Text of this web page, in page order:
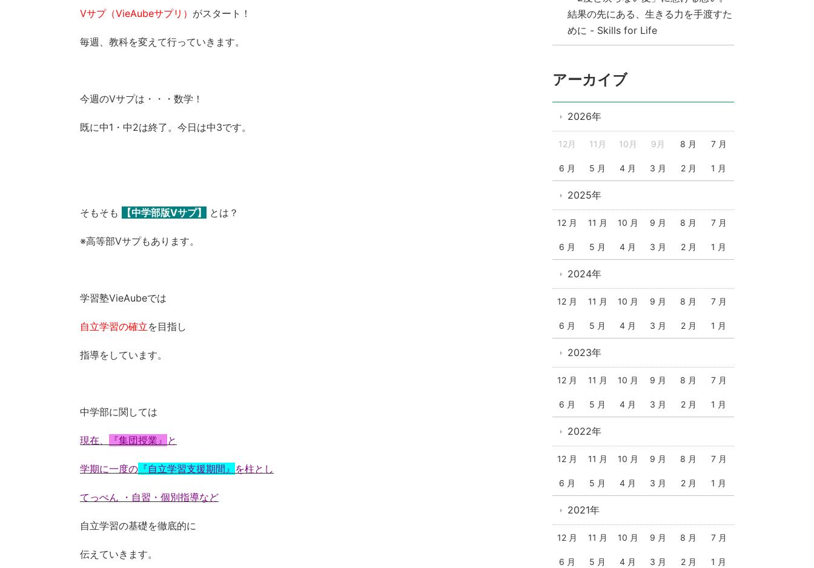
Vサプ（VieAubeサプリ） がスタート！
毎週、教科を変えて行っていきます。
今週のVサプは・・・数学！
既に中1・中2は終了。今日は中3です。
そもそも 【中学部版Vサプ】 とは？
※高等部Vサプもあります。
学習塾VieAubeでは
自立学習の確立を目指し
指導をしています。
中学部に関しては
現在、 『集団授業』 と
学期に一度の 『自立学習支援期間』 を柱とし
てっぺん ・自習・個別指導など
自立学習の基礎を徹底的に
伝えていきます。
結果の先にある、生きる力を手渡すた
めに - Skills for Life
アーカイブ
2026年
12月 11月 10月 9月 8 月 7 月
6 月 5 月 4 月 3 月 2 月 1 月
2025年
12 月 11 月 10 月 9 月 8 月 7 月
6 月 5 月 4 月 3 月 2 月 1 月
2024年
12 月 11 月 10 月 9 月 8 月 7 月
6 月 5 月 4 月 3 月 2 月 1 月
2023年
12 月 11 月 10 月 9 月 8 月 7 月
6 月 5 月 4 月 3 月 2 月 1 月
2022年
12 月 11 月 10 月 9 月 8 月 7 月
6 月 5 月 4 月 3 月 2 月 1 月
2021年
12 月 11 月 10 月 9 月 8 月 7 月
6 月 5 月 4 月 3 月 2 月 1 月